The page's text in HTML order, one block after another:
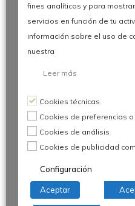
Digitalización y
Automoción:
de Calidad
Siguenos
fines analíticos y para
servicios en función de tu
información sobre el uso de
nuestra
Leer más
Cookies técnicas
Cookies de preferencias
Cookies de análisis
Cookies de publicidad
Configuración
Aceptar